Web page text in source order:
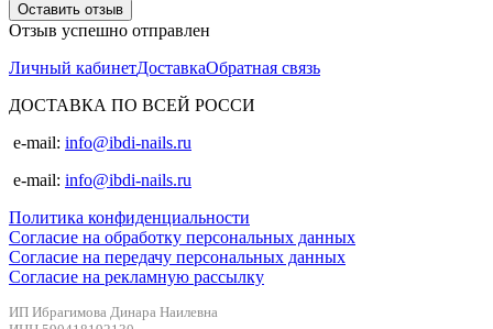
Оставить отзыв
Отзыв успешно отправлен
Личный кабинетДоставкаОбратная связь
ДОСТАВКА ПО ВСЕЙ РОССИ
e-mail: info@ibdi-nails.ru
e-mail: info@ibdi-nails.ru
Политика конфиденциальности
Согласие на обработку персональных данных
Согласие на передачу персональных данных
Согласие на рекламную рассылку
ИП Ибрагимова Динара Наилевна